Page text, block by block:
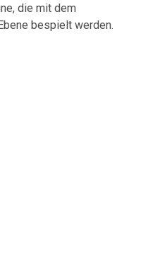
die mit dem
bespielt werden.